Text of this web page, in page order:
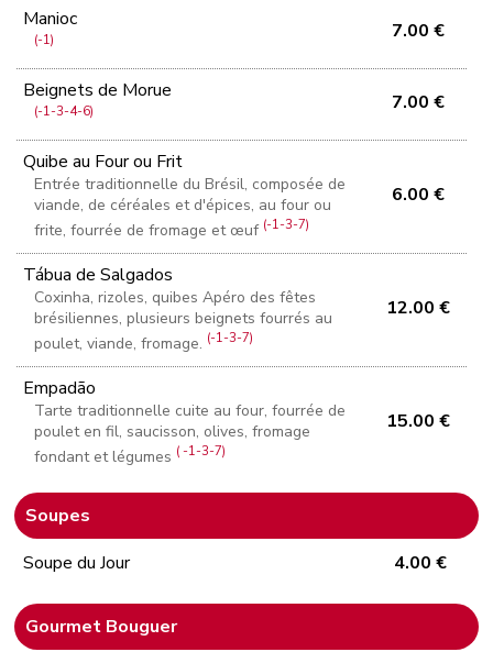
Manioc
(-1) 7.00 €
Beignets de Morue
(-1-3-4-6) 7.00 €
Quibe au Four ou Frit
Entrée traditionnelle du Brésil, composée de
viande, de céréales et d'épices, au four ou
frite, fourrée de fromage et œuf (-1-3-7)
6.00 €
Tábua de Salgados
Coxinha, rizoles, quibes Apéro des fêtes
brésiliennes, plusieurs beignets fourrés au
poulet, viande, fromage. (-1-3-7)
12.00 €
Empadão
Tarte traditionnelle cuite au four, fourrée de
poulet en fil, saucisson, olives, fromage
fondant et légumes ( -1-3-7)
15.00 €
Soupes
Soupe du Jour
4.00 €
Gourmet Bouguer